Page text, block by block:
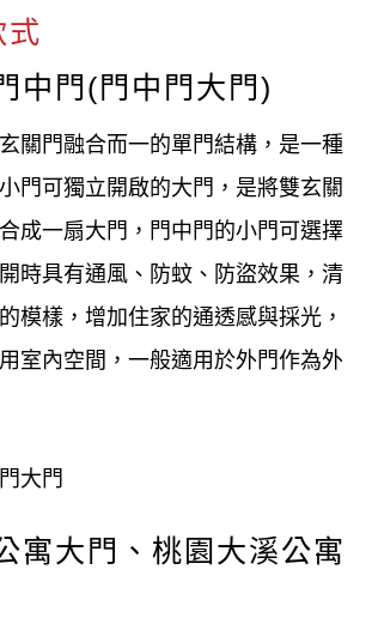
式
中門(門中門大門)
關門融合而一的單門結構，是一種
門可獨立開啟的大門，是將雙玄關
成一扇大門，門中門的小門可選擇
時具有通風、防蚊、防盜效果，清
模樣，增加住家的通透感與採光，
室內空間， 一般適用於外門作為外
大門
寓大門、桃園大溪公寓